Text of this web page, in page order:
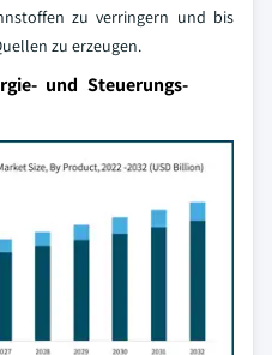
zu verringern und bis
zu erzeugen.
und Steuerungs-